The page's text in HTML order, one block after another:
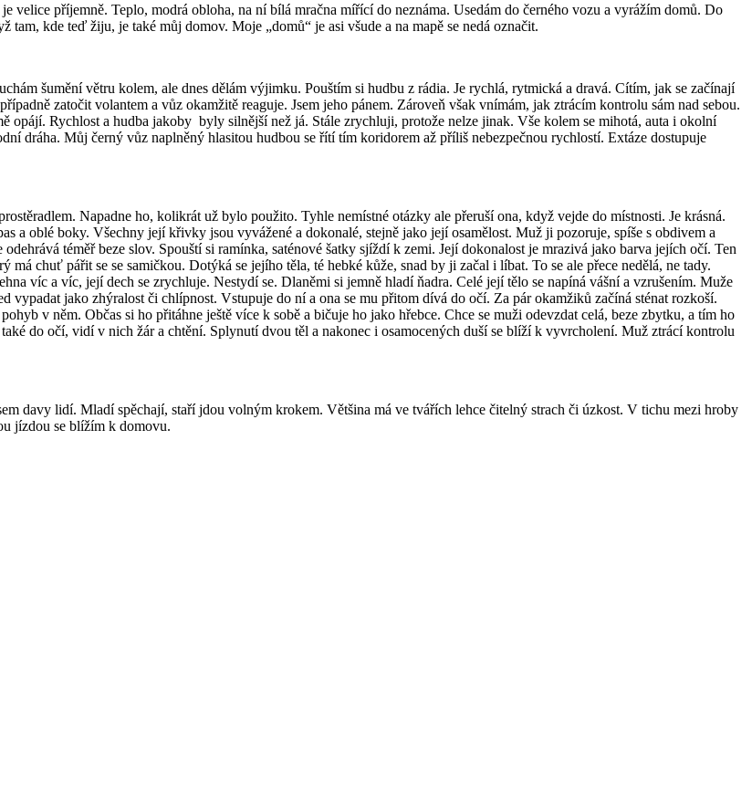
velice příjemně. Teplo, modrá obloha, na ní bílá mračna mířící do neznáma. Usedám do černého vozu a vyrážím domů. Do
kde teď žiju, je také můj domov. Moje „domů“ je asi všude a na mapě se nedá označit.
šumění větru kolem, ale dnes dělám výjimku. Pouštím si hudbu z rádia. Je rychlá, rytmická a dravá. Cítím, jak se začínají
zatočit volantem a vůz okamžitě reaguje. Jsem jeho pánem. Zároveň však vnímám, jak ztrácím kontrolu sám nad sebou.
opájí. Rychlost a hudba jakoby byly silnější než já. Stále zrychluji, protože nelze jinak. Vše kolem se mihotá, auta i okolní
dráha. Můj černý vůz naplněný hlasitou hudbou se řítí tím koridorem až příliš nebezpečnou rychlostí. Extáze dostupuje
Napadne ho, kolikrát už bylo použito. Tyhle nemístné otázky ale přeruší ona, když vejde do místnosti. Je krásná.
a oblé boky. Všechny její křivky jsou vyvážené a dokonalé, stejně jako její osamělost. Muž ji pozoruje, spíše s obdivem a
téměř beze slov. Spouští si ramínka, saténové šatky sjíždí k zemi. Její dokonalost je mrazivá jako barva jejích očí. Ten
má chuť pářit se se samičkou. Dotýká se jejího těla, té hebké kůže, snad by ji začal i líbat. To se ale přece nedělá, ne tady.
víc a víc, její dech se zrychluje. Nestydí se. Dlaněmi si jemně hladí ňadra. Celé její tělo se napíná vášní a vzrušením. Muže
vypadat jako zhýralost či chlípnost. Vstupuje do ní a ona se mu přitom dívá do očí. Za pár okamžiků začíná sténat rozkoší.
v něm. Občas si ho přitáhne ještě více k sobě a bičuje ho jako hřebce. Chce se muži odevzdat celá, beze zbytku, a tím ho
do očí, vidí v nich žár a chtění. Splynutí dvou těl a nakonec i osamocených duší se blíží k vyvrcholení. Muž ztrácí kontrolu
davy lidí. Mladí spěchají, staří jdou volným krokem. Většina má ve tvářích lehce čitelný strach či úzkost. V tichu mezi hroby
jízdou se blížím k domovu.